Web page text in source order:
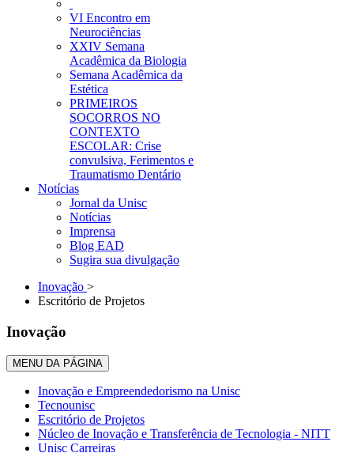
VI Encontro em
Neurociências
XXIV Semana
Acadêmica da Biologia
Semana Acadêmica da
Estética
PRIMEIROS
SOCORROS NO
CONTEXTO
ESCOLAR: Crise
convulsiva, Ferimentos e
Traumatismo Dentário
Notícias
Jornal da Unisc
Notícias
Imprensa
Blog EAD
Sugira sua divulgação
Inovação >
Escritório de Projetos
Inovação
MENU DA PÁGINA
Inovação e Empreendedorismo na Unisc
Tecnounisc
Escritório de Projetos
Núcleo de Inovação e Transferência de Tecnologia - NITT
Unisc Carreiras